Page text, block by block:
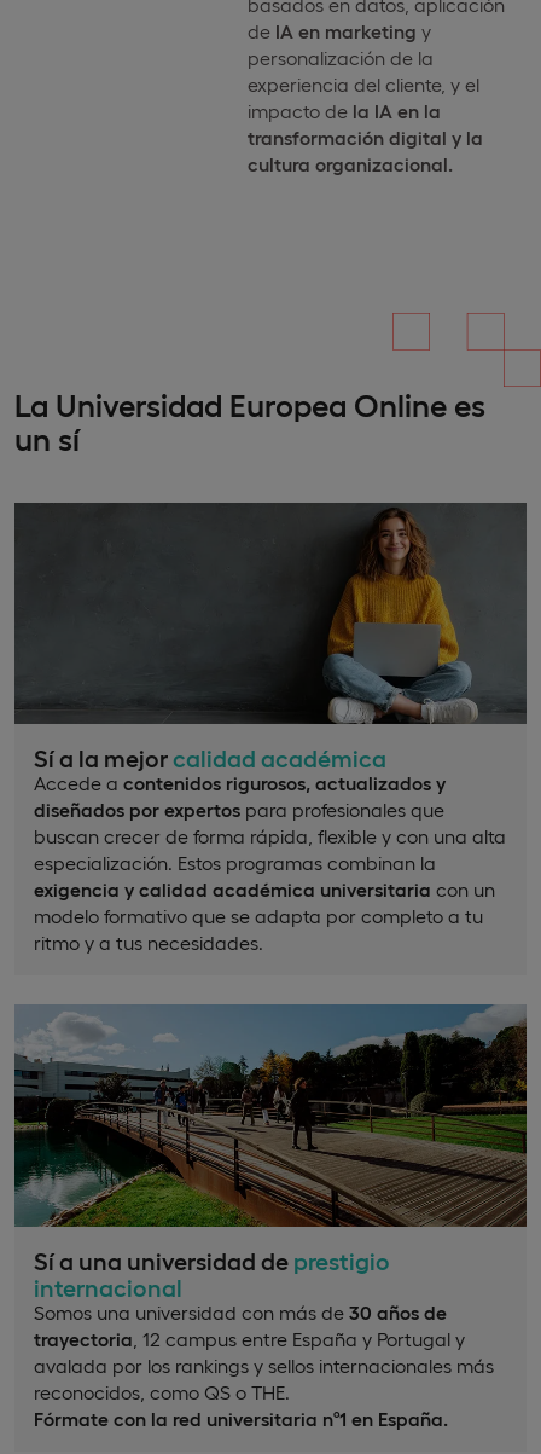
de IA en marketing y
personalización de la
experiencia del cliente, y el
impacto de la IA en la
transformación digital y la
cultura organizacional.
La Universidad Europea Online es
un sí
Sí a la mejorcalidad académica
Accede a contenidos rigurosos, actualizados y
diseñados por expertos para profesionales que
buscan crecer de forma rápida, flexible y con una alta
especialización. Estos programas combinan la
exigencia y calidad académica universitaria con un
modelo formativo que se adapta por completo a tu
ritmo y a tus necesidades.
Sí a una universidad de prestigio
internacional
Somos una universidad con más de 30 años de
trayectoria , 12 campus entre España y Portugal y
avalada por los rankings y sellos internacionales más
reconocidos, como QS o THE.
Fórmate con la red universitaria nº1 en España.